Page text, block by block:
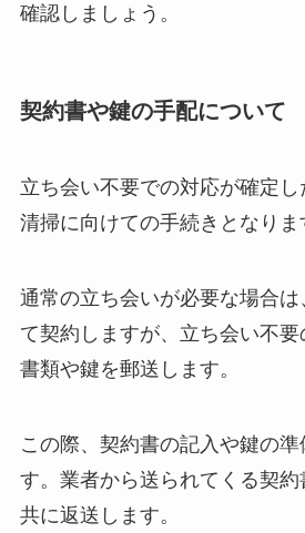
確認しましょう。
契約書や鍵の手配について
立ち会い不要での対応が確定
清掃に向けての手続きとなりま
通常の立ち会いが必要な場合
て契約しますが、立ち会い不
書類や鍵を郵送します。
この際、契約書の記入や鍵の準
す。業者から送られてくる契約
共に返送します。